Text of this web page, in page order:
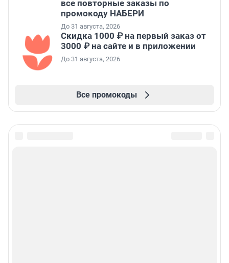
все повторные заказы по
промокоду НАБЕРИ
До 31 августа, 2026
Скидка 1000 ₽ на первый заказ от
3000 ₽ на сайте и в приложении
До 31 августа, 2026
Все промокоды